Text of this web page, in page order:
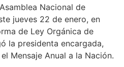
Nacional de
jueves 22 de enero, en
de Ley Orgánica de
la presidenta encargada,
Mensaje Anual a la Nación.